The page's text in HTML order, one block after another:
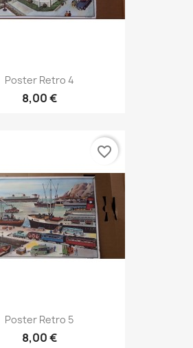
Poster Retro 4
8,00 €
Poster Retro 5
8,00 €
favorite_border